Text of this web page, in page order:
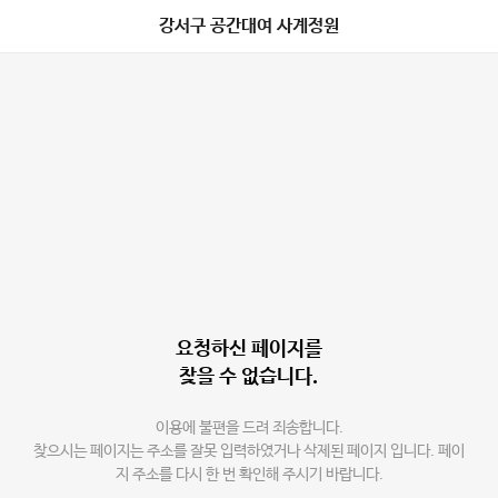
강서구 공간대여 사계정원
요청하신 페이지를
찾을 수 없습니다.
이용에 불편을 드려 죄송합니다.
찾으시는 페이지는 주소를 잘못 입력하였거나 삭제된 페이지 입니다. 페이
지 주소를 다시 한 번 확인해 주시기 바랍니다.